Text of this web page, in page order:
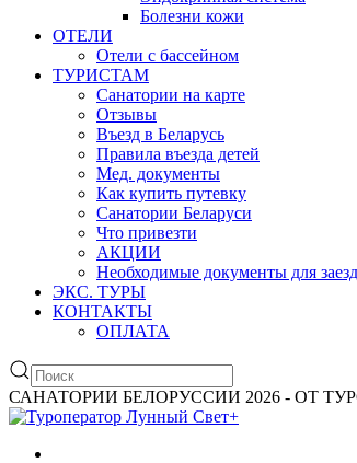
Болезни кожи
ОТЕЛИ
Отели с бассейном
ТУРИСТАМ
Санатории на карте
Отзывы
Въезд в Беларусь
Правила въезда детей
Мед. документы
Как купить путевку
Санатории Беларуси
Что привезти
АКЦИИ
Необходимые документы для
ЭКС. ТУРЫ
КОНТАКТЫ
ОПЛАТА
САНАТОРИИ БЕЛОРУССИИ 2026 - ОТ